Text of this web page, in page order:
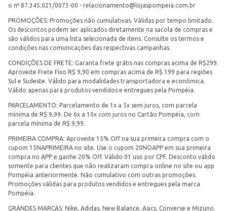
o nº 87.345.021/0073-00 - relacionamento@lojaspompeia.com.br
PROMOÇÕES: Promoções não cumulativas. Válidas por tempo limitado.
Os descontos podem ser aplicados diretamente na sacola de compras e
são válidos para uma lista selecionada de itens. Consulte os termos e
condições nas comunicações das respectivas campanhas.
CONDIÇÕES DE FRETE: Garanta frete grátis nas compras acima de R$299.
Aproveite Frete Fixo R$ 9,90 em compras acima de R$ 199 para regiões
Sul e Sudeste. Válido para modalidades transportadora e econômica.
Válido apenas para produtos vendidos e entregues pela Pompéia.
PARCELAMENTO: Parcelamento de 1x a 5x sem juros, com parcela
mínima de R$ 9,99. De 6x a 10x com juros no Cartão Pompéia, com
parcela mínima de R$ 9,99.
PRIMEIRA COMPRA: Aproveite 15% Off na sua primeira compra com o
cupom 15NAPRIMEIRA no site. Use o cupom 20NOAPP em sua primeira
compra no APP e ganhe 20% Off. Válido 01 uso por CPF. Desconto válido
somente para clientes que não realizaram compra online no site ou app
Pompéia anteriormente. Não cumulativo com outras promoções.
Promoções válidas para produtos vendidos e entregues pela marca
Pompéia.
GRANDES MARCAS: Nike, Adidas, New Balance, Asics, Converse e Mizuno.